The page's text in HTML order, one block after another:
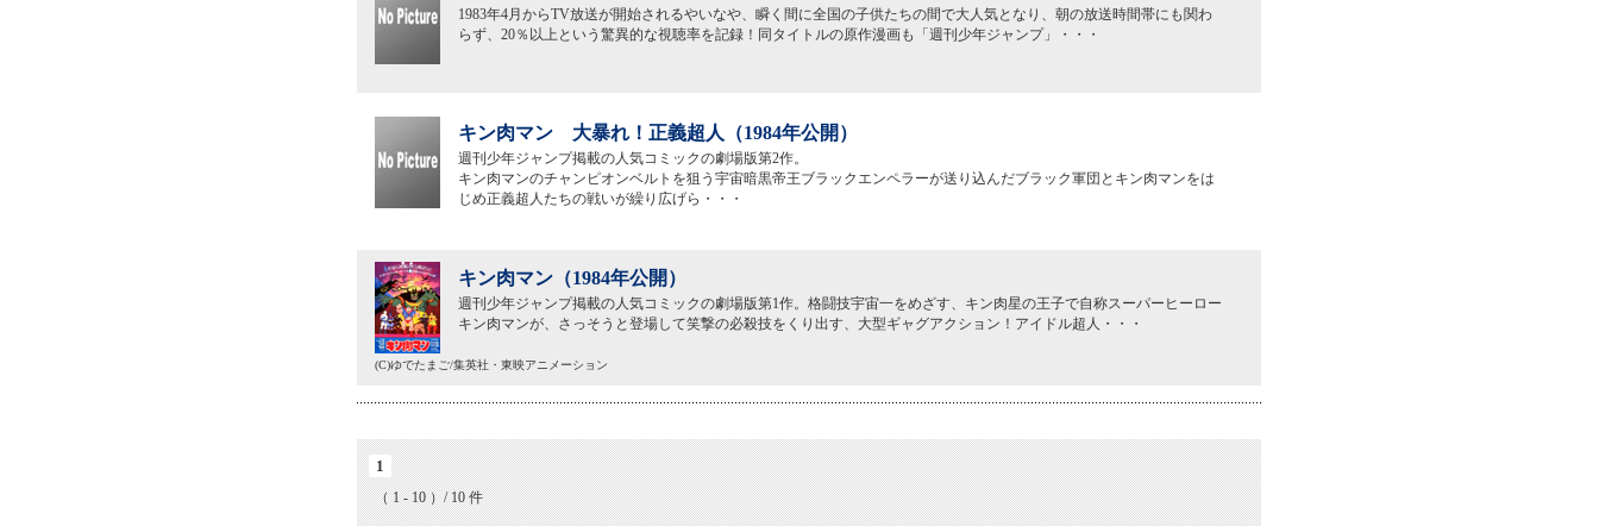
1983年4月からTV放送が開始されるやいなや、瞬く間に全国の子供たちの間で大人気となり、朝の放送時間帯にも関わ
らず、20％以上という驚異的な視聴率を記録！同タイトルの原作漫画も「週刊少年ジャンプ」・・・
キン肉マン 大暴れ！正義超人（1984年公開）
週刊少年ジャンプ掲載の人気コミックの劇場版第2作。
キン肉マンのチャンピオンベルトを狙う宇宙暗黒帝王ブラックエンペラーが送り込んだブラック軍団とキン肉マンをは
じめ正義超人たちの戦いが繰り広げら・・・
キン肉マン（1984年公開）
週刊少年ジャンプ掲載の人気コミックの劇場版第1作。格闘技宇宙一をめざす、キン肉星の王子で自称スーパーヒーロー
キン肉マンが、さっそうと登場して笑撃の必殺技をくり出す、大型ギャグアクション！アイドル超人・・・
(C)ゆでたまご/集英社・東映アニメーション
1
（ 1 - 10 ）/ 10 件